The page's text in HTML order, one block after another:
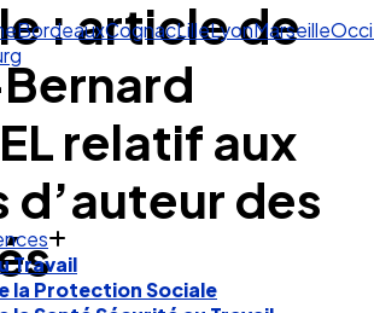
BordeauxCognacLilleLyonMarseille
Travail
la Protection Sociale
: article de
relatif aux
des